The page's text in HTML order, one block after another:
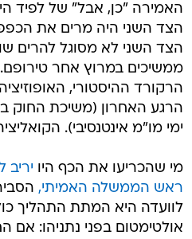
האמירה "כן, אבל" של לפיד
הצד השני היה מרים את
הצד השני לא מסוגל להרים
ממשיכים במרוץ אחר
הרקורד ההיסטורי,
הרגע האחרון (משיכת החוק
ימי מו"מ אינטנסיבי).
מי שהכריעו את הכף היו יריב
ראש הממשלה האמיתי,
לוועדה היא המתת התהליך
אולטימטום בפני נתניהו: אם